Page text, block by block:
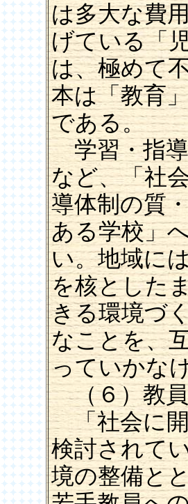
は多大な費
げている「
は、極めて
本は「教育
である。
学習・指導
など、「社
導体制の質
ある学校」
い。地域に
を核とした
きる環境づ
なことを、
っていかな
（６）教員
「社会に開
検討されて
境の整備と